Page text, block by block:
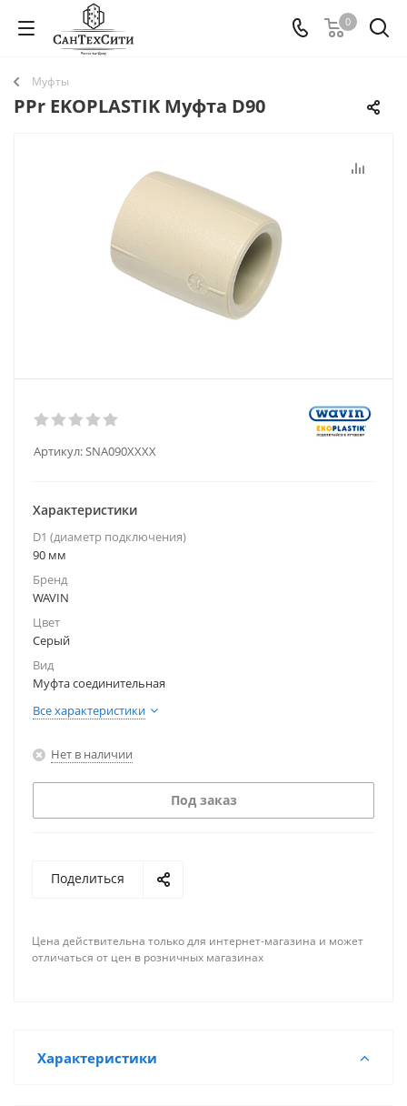
0
Муфты
PPr EKOPLASTIK Муфта D90
Артикул:SNA090XXXX
Характеристики
D1 (диаметр подключения)
90 мм
Бренд
WAVIN
Цвет
Серый
Вид
Муфта соединительная
Все характеристики
Нет в наличии
Под заказ
Поделиться
Цена действительна только для интернет-магазина и может
отличаться от цен в розничных магазинах
Характеристики